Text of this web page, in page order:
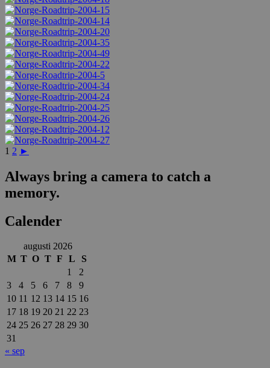
1 2 ►
Always bring a camera to catch a
memory.
Calender
augusti 2026
M T O T F L
S
1
2
3
4 5 6 7 8
9
10 11 12 13 14 15 16
17 18 19 20 21 22 23
24 25 26 27 28 29 30
31
« sep